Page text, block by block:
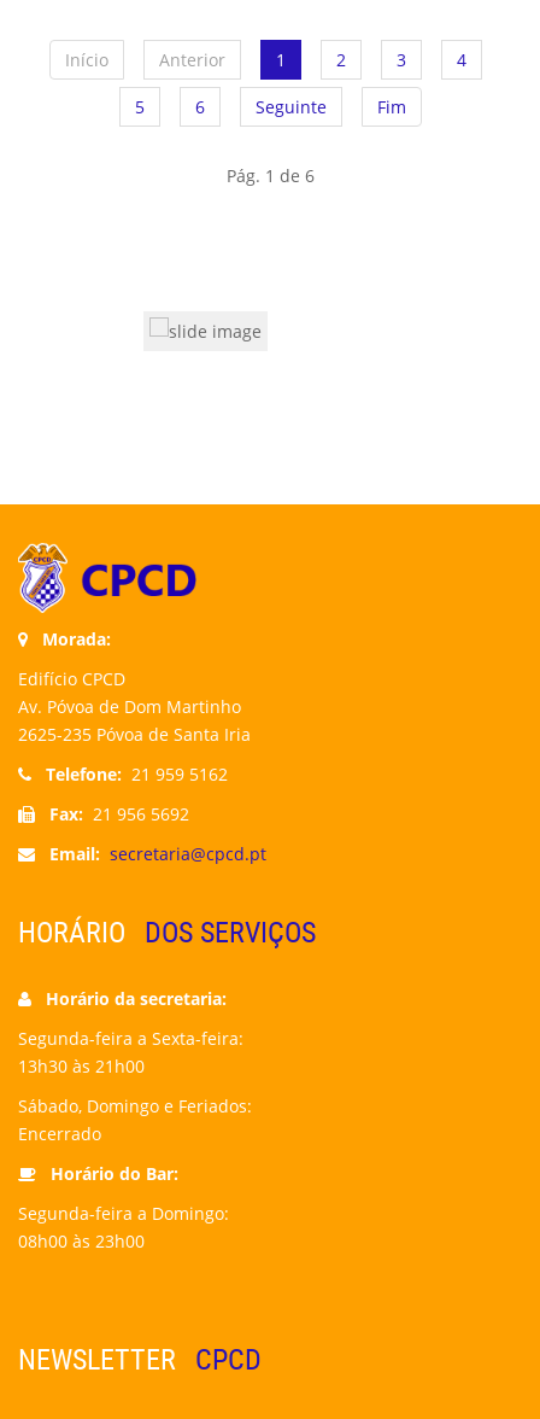
Início Anterior 1 2 3 4
5 6 Seguinte Fim
Pág. 1 de 6
Morada:
Edifício CPCD
Av. Póvoa de Dom Martinho
2625-235 Póvoa de Santa Iria
Telefone: 21 959 5162
Fax: 21 956 5692
Email: secretaria@cpcd.pt
HORÁRIO DOS SERVIÇOS
Horário da secretaria:
Segunda-feira a Sexta-feira:
13h30 às 21h00
Sábado, Domingo e Feriados:
Encerrado
Horário do Bar:
Segunda-feira a Domingo:
08h00 às 23h00
NEWSLETTER CPCD